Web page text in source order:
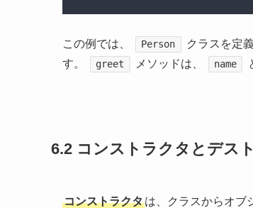
この例では、 Person クラスを定義
す。
greet メソッドは、 name
6.2 コンストラクタとデス
コンストラクタは、クラスからオブ